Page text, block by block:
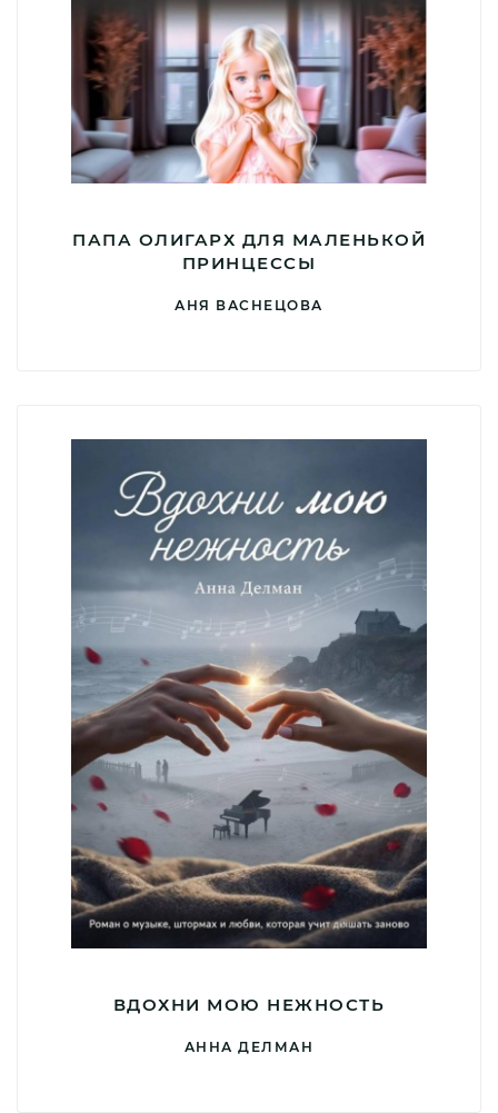
ПАПА ОЛИГАРХ ДЛЯ МАЛЕНЬКОЙ
ПРИНЦЕССЫ
АНЯ ВАСНЕЦОВА
ВДОХНИ МОЮ НЕЖНОСТЬ
АННА ДЕЛМАН